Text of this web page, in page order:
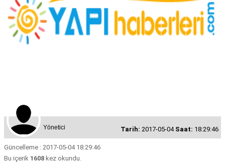
Yönetici Tarih: 2017-05-04 Saat: 18:29:46
Güncelleme : 2017-05-04 18:29:46
Bu içerik 1608 kez okundu.